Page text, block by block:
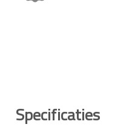
Specificaties